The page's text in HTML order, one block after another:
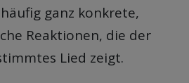
ganz konkrete,
Reaktionen, die der
Lied zeigt.